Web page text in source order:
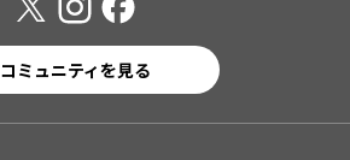
コミュニティを見る